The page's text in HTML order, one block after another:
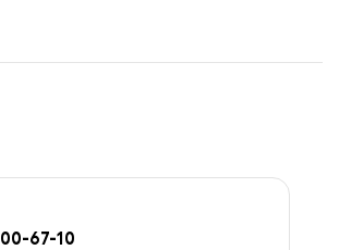
00-67-10